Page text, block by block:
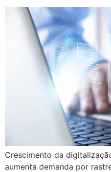
Crescimento da
aumenta demanda por